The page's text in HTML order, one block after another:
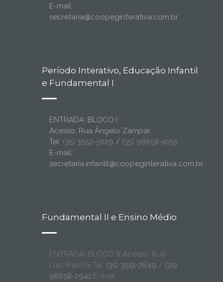
E-mail:
secretaria@coopeginterativa.com.br
Período Interativo, Educação Infantil
e Fundamental I
ENTRADA: BLOCO I
Acesso: Rua Ângelo Zampar
Tel: (35) 3552-5029 / (35) 98858-1055
E-mail:
secretaria.infantil@coopeginterativa.com.br
Fundamental II e Ensino Médio
ENTRADA: BLOCO III Acesso: Rua
Luiz Franchi Tel: (35) 3551-7649 / (35)
98858-2941 E-mail: